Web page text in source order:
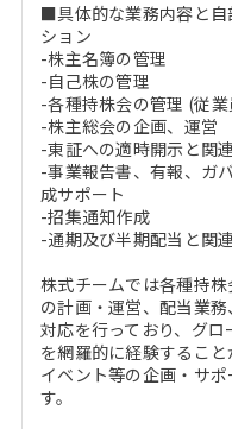
■具体的な業務内容と自
ション
-株主名簿の管理
-自己株の管理
-各種持株会の管理 (従
-株主総会の企画、運営
-東証への適時開示と関
-事業報告書、有報、ガ
成サポート
-招集通知作成
-通期及び半期配当と関
株式チームでは各種持
の計画・運営、配当業
対応を行っており、グ
を網羅的に経験するこ
イベント等の企画・サ
す。